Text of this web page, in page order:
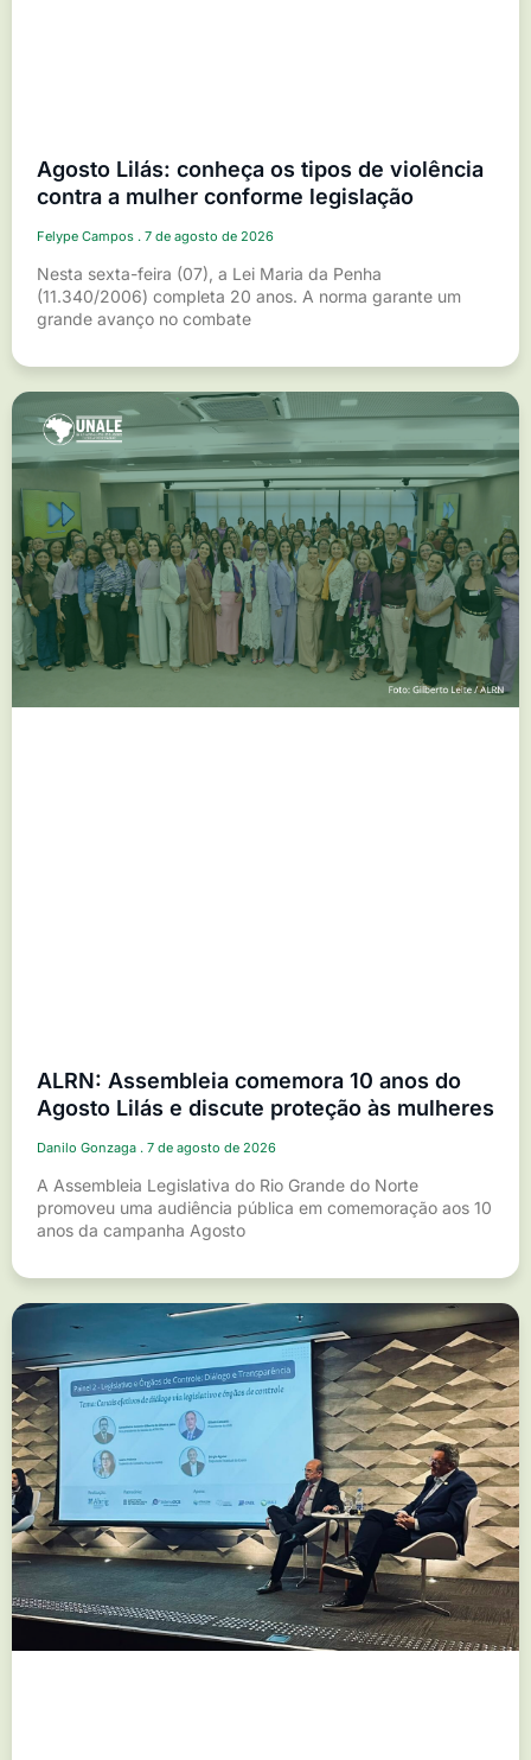
Agosto Lilás: conheça os tipos de violência
contra a mulher conforme legislação
Felype Campos 7 de agosto de 2026
Nesta sexta-feira (07), a Lei Maria da Penha
(11.340/2006) completa 20 anos. A norma garante um
grande avanço no combate
ALRN: Assembleia comemora 10 anos do
Agosto Lilás e discute proteção às mulheres
Danilo Gonzaga 7 de agosto de 2026
A Assembleia Legislativa do Rio Grande do Norte
promoveu uma audiência pública em comemoração aos 10
anos da campanha Agosto